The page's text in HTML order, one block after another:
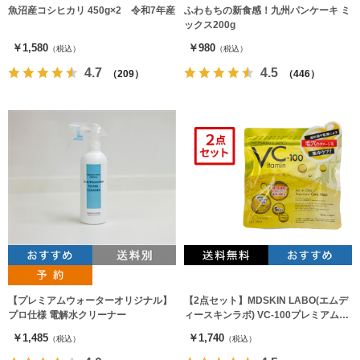
魚沼産コシヒカリ 450g×2 令和7年産
￥1,580 （税込）
4.7 （209）
ふわもちの新食感！九州パンケーキ ミ
ックス200g
￥980 （税込）
4.5 （446）
【プレミアムウォーターオリジナル】
プロ仕様 電解水クリーナー
￥1,485 （税込）
【2点セット】MDSKIN LABO(エムデ
ィースキンラボ) VC-100プレミアムケ
￥1,740 （税込）